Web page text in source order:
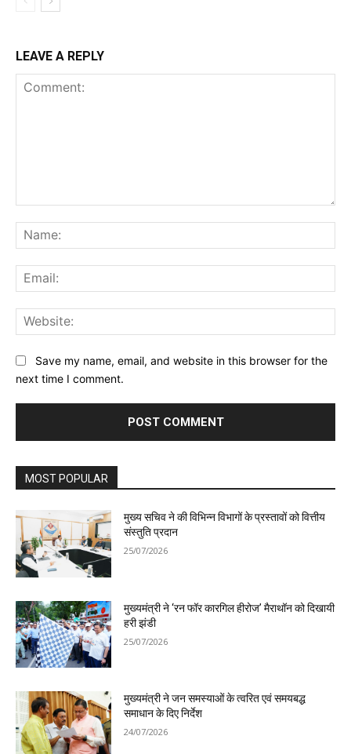
LEAVE A REPLY
Save my name, email, and website in this browser for the
next time I comment.
MOST POPULAR
मुख्य सचिव ने की विभिन्न विभागों के प्रस्तावों को वित्तीय
संस्तुति प्रदान
25/07/2026
मुख्यमंत्री ने ‘रन फॉर कारगिल हीरोज’ मैराथॉन को दिखायी
हरी झंडी
25/07/2026
मुख्यमंत्री ने जन समस्याओं के त्वरित एवं समयबद्ध
समाधान के दिए निर्देश
24/07/2026